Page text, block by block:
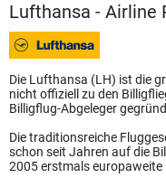
Lufthansa - Airline
Die Lufthansa (LH) ist die
nicht offiziell zu den
Billigflug-Abgeleger
Die traditionsreiche
schon seit Jahren auf die
2005 erstmals europaweite